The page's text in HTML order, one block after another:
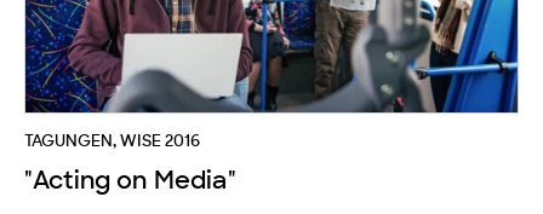
TAGUNGEN, WISE 2016
"Acting on Media"